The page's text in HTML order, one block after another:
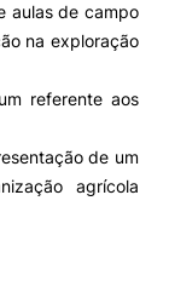
aulas de campo
na exploração
referente aos
de um
agrícola